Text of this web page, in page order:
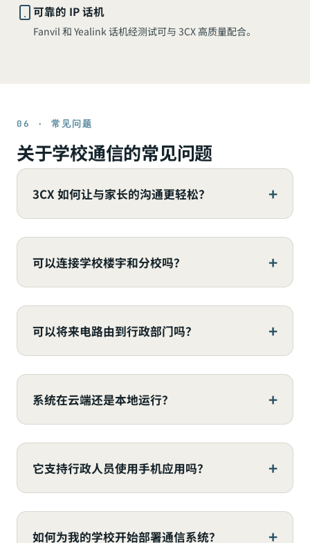
可靠的 IP 话机
Fanvil 和 Yealink 话机经测试可与 3CX 高质量配合。
06 · 常见问题
关于学校通信的常见问题
3CX 如何让与家长的沟通更轻松？
可以连接学校楼宇和分校吗？
可以将来电路由到行政部门吗？
系统在云端还是本地运行？
它支持行政人员使用手机应用吗？
如何为我的学校开始部署通信系统？